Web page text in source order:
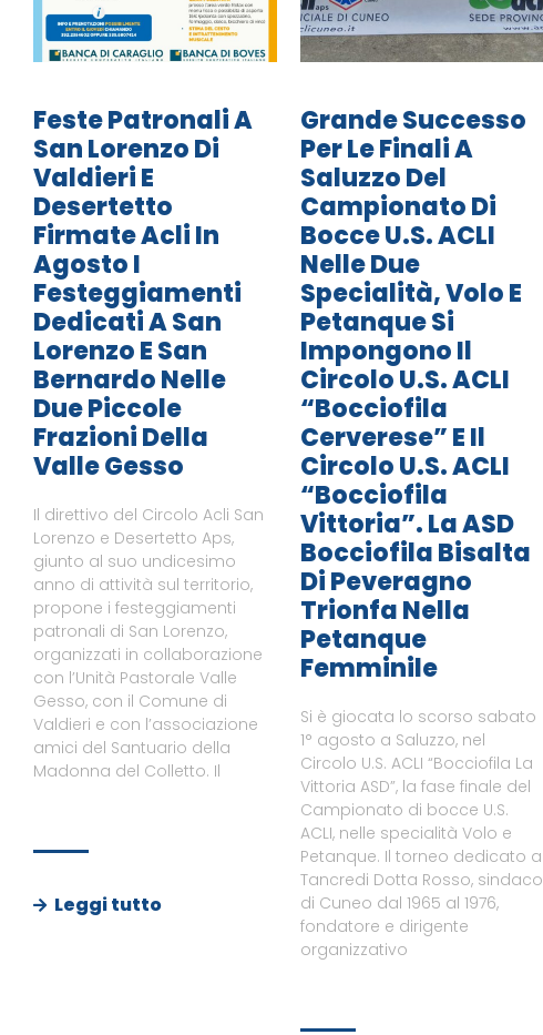
Feste Patronali A
San Lorenzo Di
Valdieri E
Desertetto
Firmate Acli In
Agosto I
Festeggiamenti
Dedicati A San
Lorenzo E San
Bernardo Nelle
Due Piccole
Frazioni Della
Valle Gesso
Il direttivo del Circolo Acli San
Lorenzo e Desertetto Aps,
giunto al suo undicesimo
anno di attività sul territorio,
propone i festeggiamenti
patronali di San Lorenzo,
organizzati in collaborazione
con l’Unità Pastorale Valle
Gesso, con il Comune di
Valdieri e con l’associazione
amici del Santuario della
Madonna del Colletto. Il
Leggi tutto
Grande Successo
Per Le Finali A
Saluzzo Del
Campionato Di
Bocce U.S. ACLI
Nelle Due
Specialità, Volo E
Petanque Si
Impongono Il
Circolo U.S. ACLI
“Bocciofila
Cerverese” E Il
Circolo U.S. ACLI
“Bocciofila
Vittoria”. La ASD
Bocciofila Bisalta
Di Peveragno
Trionfa Nella
Petanque
Femminile
Si è giocata lo scorso sabato
1° agosto a Saluzzo, nel
Circolo U.S. ACLI “Bocciofila La
Vittoria ASD”, la fase finale del
Campionato di bocce U.S.
ACLI, nelle specialità Volo e
Petanque. Il torneo dedicato a
Tancredi Dotta Rosso, sindaco
di Cuneo dal 1965 al 1976,
fondatore e dirigente
organizzativo